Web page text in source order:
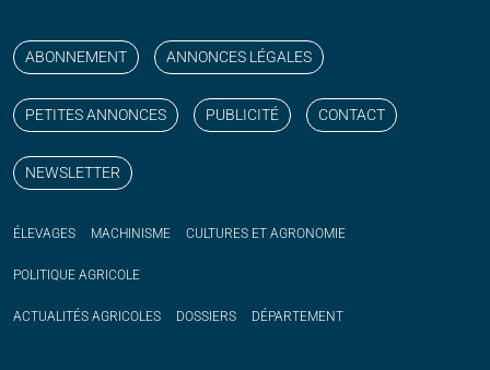
ABONNEMENT ANNONCES LÉGALES
PETITES ANNONCES PUBLICITÉ CONTACT
NEWSLETTER
ÉLEVAGES MACHINISME CULTURES ET AGRONOMIE
POLITIQUE AGRICOLE
ACTUALITÉS AGRICOLES DOSSIERS DÉPARTEMENT